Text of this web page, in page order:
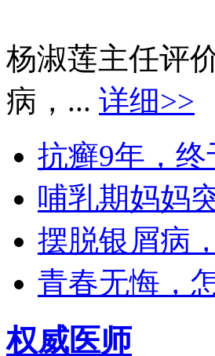
杨淑莲主任评
病，... 详细>>
抗癣9年，
哺乳期妈妈
摆脱银屑病
青春无悔，
权威医师